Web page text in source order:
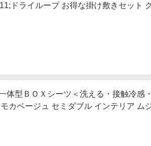
ドライループ お得な掛け敷きセット
体型ＢＯＸシーツ＜洗える・接触冷感
カベージュ セミダブル インテリア ム
め商品,ロングセラー,新色追加,動画あり